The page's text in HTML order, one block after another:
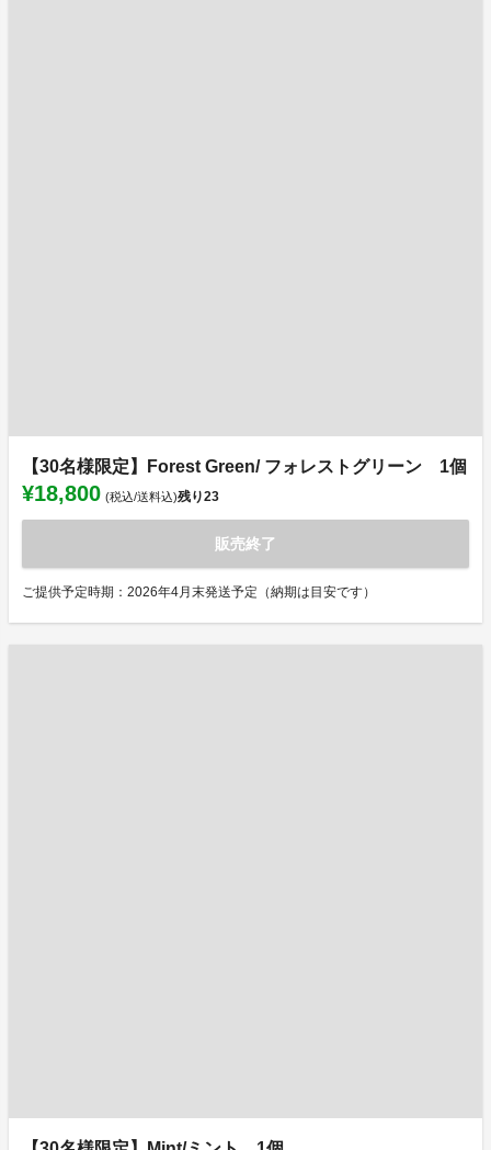
【30名様限定】Forest Green/ フォレストグリーン 1個
¥18,800 (税込/送料込)残り23
販売終了
ご提供予定時期：2026年4月末発送予定（納期は目安です）